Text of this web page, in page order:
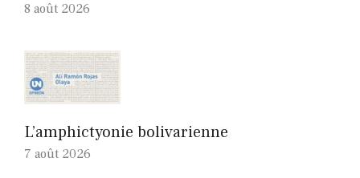
8 août 2026
L’amphictyonie bolivarienne
7 août 2026